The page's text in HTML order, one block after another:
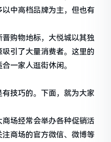
中高档品牌为主，但也有
购物地标，大悦城以其独
引了大量消费者。这里的
一家人逛街休闲。
技巧的。下面，就为大家
场经常会举办各种促销活
商场的官方微信、微博等